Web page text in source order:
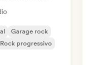
Garage rock
Rock progressivo